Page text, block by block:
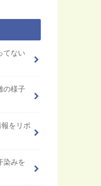
てない
の様子
をリポ
染みを